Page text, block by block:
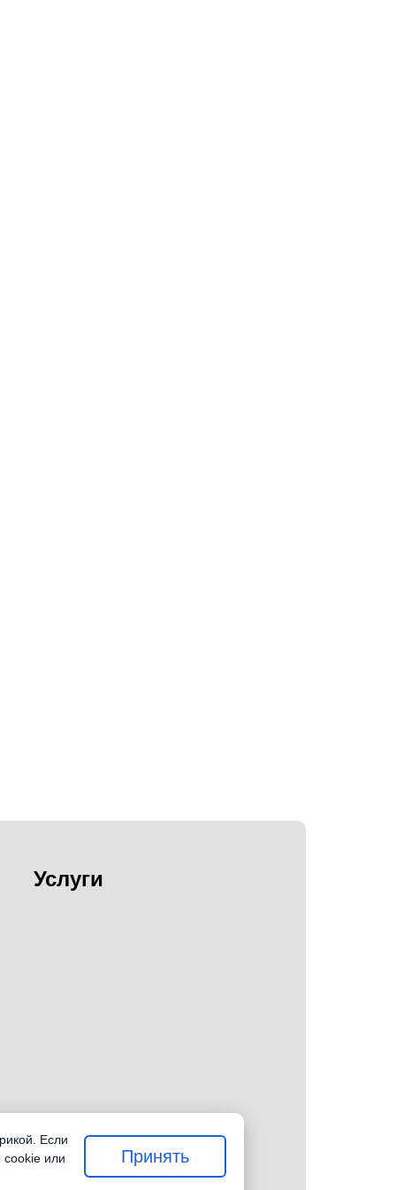
Услуги
Если
cookie или
Принять